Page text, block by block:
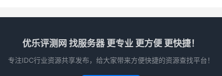
优乐评测网 找服务器 更专业 更方便 更快捷！
专注IDC行业资源共享发布，给大家带来方便快捷的资源查找平台！